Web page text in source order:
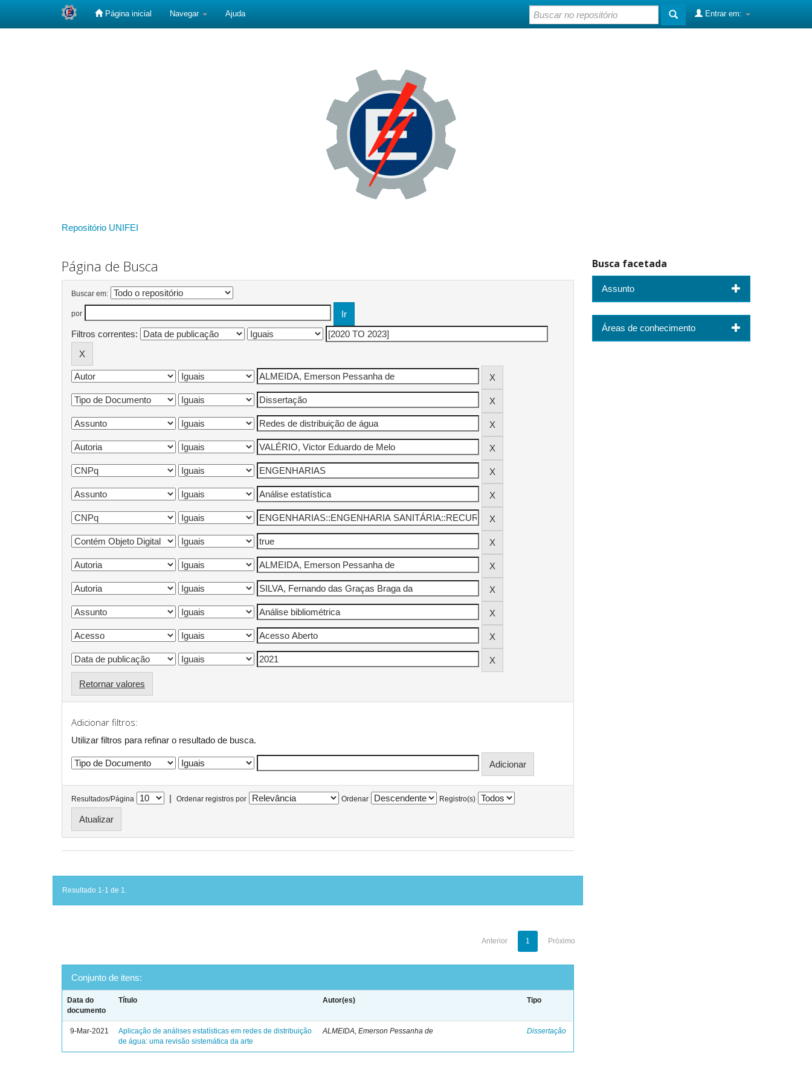
Página inicial Navegar Ajuda Entrar em:
Repositório UNIFEI
Página de Busca
Buscar em:
por
Filtros correntes:
Retornar valores
Adicionar filtros:
Utilizar filtros para refinar o resultado de busca.
Resultados/Página | Ordenar registros por Ordenar Registro(s)
Resultado 1-1 de 1.
Anterior 1 Próximo
Conjunto de itens:
Data do
documento
Título Autor(es) Tipo
9-Mar-2021
Aplicação de análises estatísticas em redes de distribuição
de água: uma revisão sistemática da arte
ALMEIDA, Emerson Pessanha de Dissertação
Busca facetada
Assunto
Áreas de conhecimento